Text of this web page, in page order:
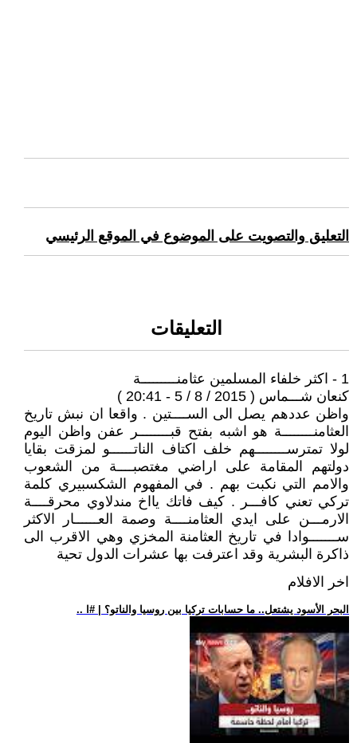
التعليق والتصويت على الموضوع في الموقع الرئيسي
التعليقات
1 - اكثر خلفاء المسلمين عثامنـــــــــة
كنعان شـــماس ( 2015 / 8 / 5 - 20:41 )
واظن عددهم يصل الى الســــتين . واقعا ان نبش تاريخ
العثامنــــــــة هو اشبه بفتح قبــــــــر عفن واظن اليوم
لولا تمترســــــــهم خلف اكتاف الناتــــــو لمزقت بقايا
دولتهم المقامة على اراضي مغتصبــــة من الشعوب
والامم التي نكبت بهم . في المفهوم الشكسبيري كلمة
تركي تعني كافـــر . كيف فاتك يااخ مندلاوي محرقــــة
الارمـــن على ايدي العثامنــــة وصمة العــــــار الاكثر
ســـــــوادا في تاريخ العثامنة المخزي وهي الاقرب الى
ذاكرة البشرية وقد اعترفت بها عشرات الدول تحية
اخر الافلام
.. البحر الأسود يشتعل.. ما حسابات تركيا بين روسيا والناتو؟ | #ا